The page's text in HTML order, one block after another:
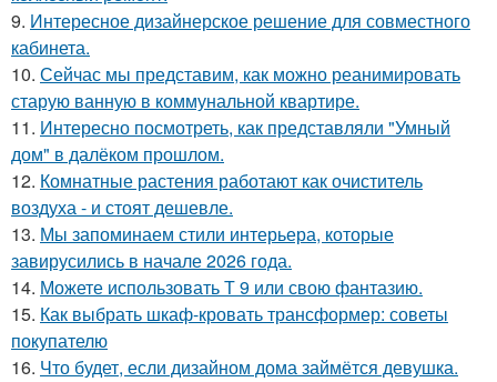
9. Интересное дизайнерское решение для совместного
кабинета.
10. Сейчас мы представим, как можно реанимировать
старую ванную в коммунальной квартире.
11. Интересно посмотреть, как представляли "Умный
дом" в далёком прошлом.
12. Комнатные растения работают как очиститель
воздуха - и стоят дешевле.
13. Мы запоминаем стили интерьера, которые
завирусились в начале 2026 года.
14. Можете использовать Т 9 или свою фантазию.
15. Как выбрать шкаф-кровать трансформер: советы
покупателю
16. Что будет, если дизайном дома займётся девушка.